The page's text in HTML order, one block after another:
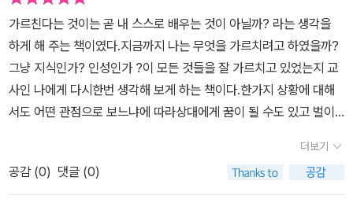
주변을 살피던 교장이 이들을 발견했다. 두 남학생은 깜짝 놀라 도망
쳤다. 다음날 교장은 두 남학생 중 한 명의 얼굴을 기억해내고, 교실을
방문해서 그 학생을 찾아냈다. 교장은 학생에게 어제의 일을 누구와
했는지, 그 친구의 이름을 말 하라고 했다. 하지만 남 학생은 친구의
이름을 대지 않고 버티고 서있다. 화가 난 교장은 공공시설이나 물건
을 파괴하는 것은 범죄이며, 공공의 재산을 축내서 납세자에게 세금
부담을 주는 아이는 가만 둘 수 없다고 말했다. 하지만 그 아이는 끝내
교장에게 친구의 이름을 말하지 않았고, 결국 남 학생은 5일간의 정
가르친다는 것이는 곧 내 스스로 배우는 것이 아닐까? 라는 생각을
하게 해 주는 책이였다.지금까지 나는 무엇을 가르치려고 하였을까?
그냥 지식인가? 인성인가 ?이 모든 것들을 잘 가르치고 있었는지 교
사인 나에게 다시한번 생각해 보게 하는 책이다.한가지 상황에 대해
서도 어떤 관점으로 보느냐에 따라상대에게 꿈이 될 수도 있고 벌이
처하게 된다면상대에게 꿈을 줄 수 있도록 가르쳐 줘야지. 행동해야
지 하는 것을 깨닫게 해 준 책이다.
더보기
공감 (0) 댓글 (0)